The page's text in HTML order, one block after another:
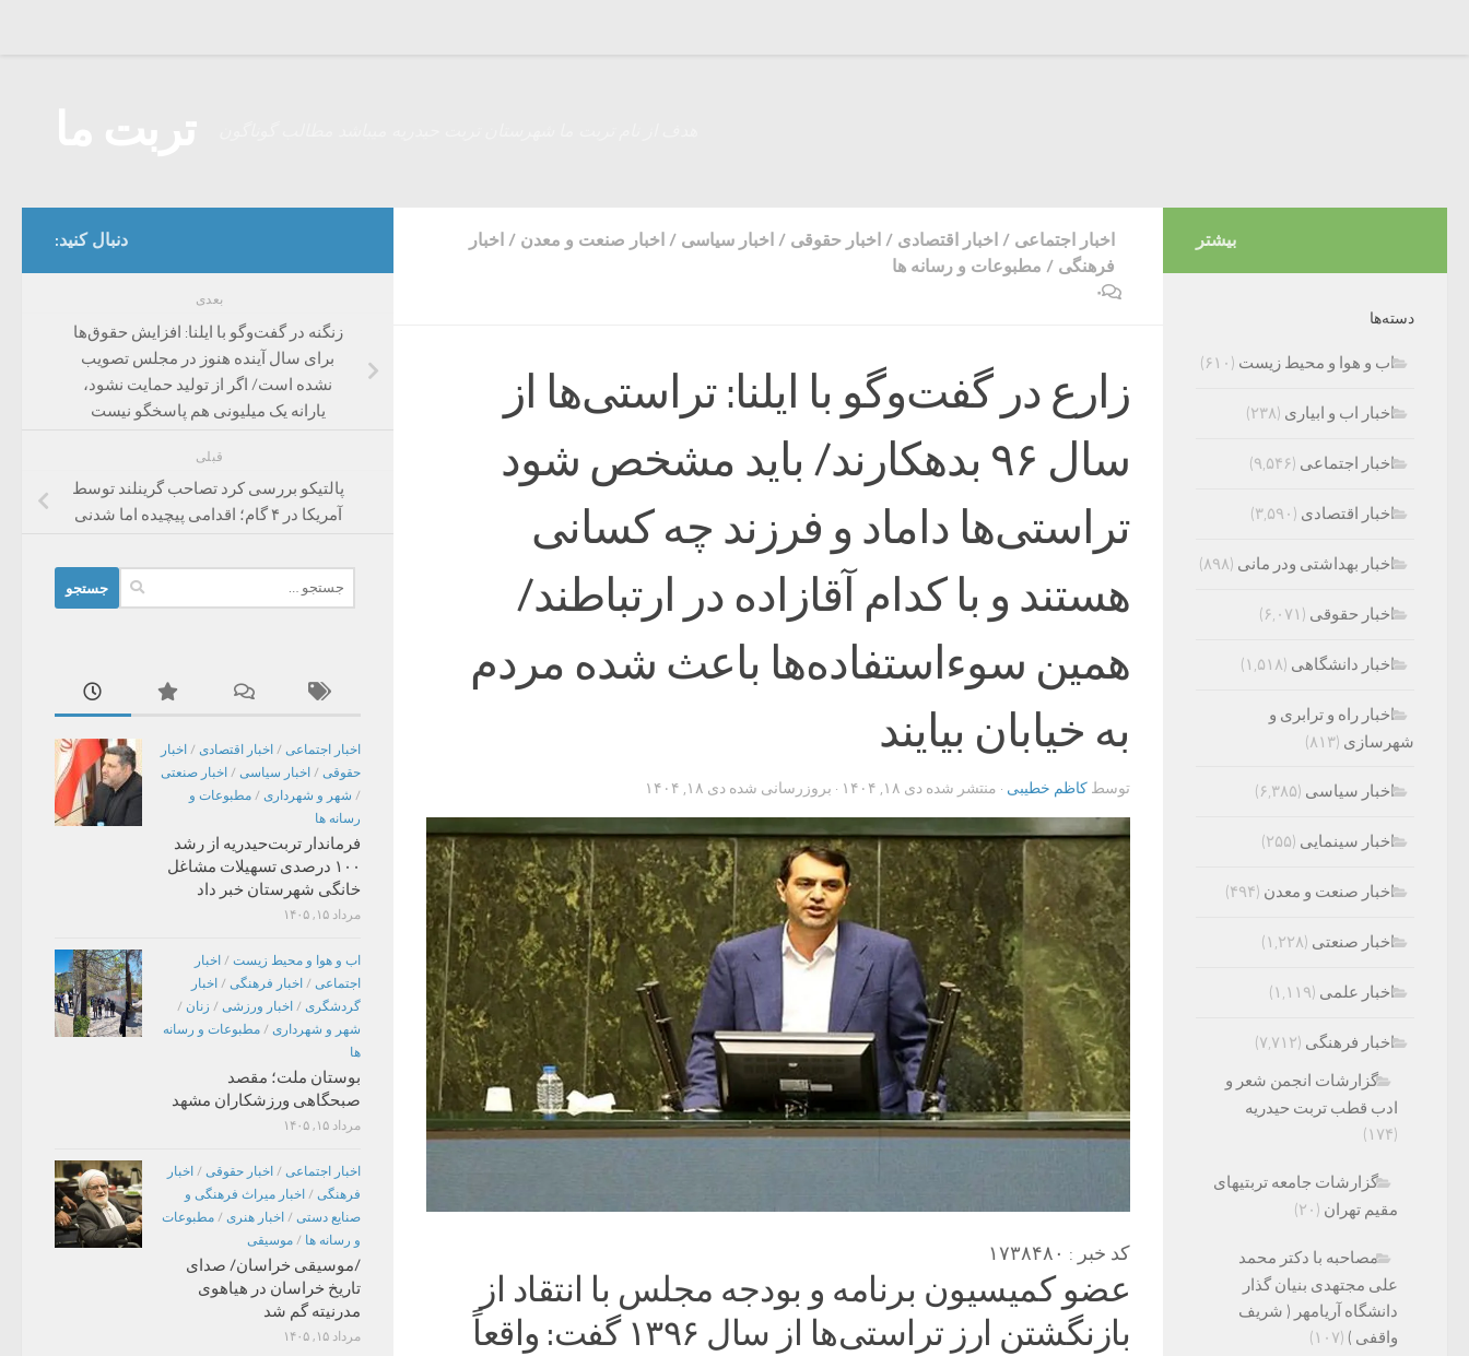
اخبار اجتماعی / اخبار اقتصادی / اخبار حقوقی / اخبار سیاسی / اخبار صنعت و معدن / اخبار
فرهنگی / مطبوعات و رسانه ها
۰
زارع در گفت‌وگو با ایلنا: تراستی‌ها از
سال ۹۶ بدهکارند/ باید مشخص شود
تراستی‌ها داماد و فرزند چه کسانی
هستند و با کدام آقازاده در ارتباطند/
همین سوءاستفاده‌ها باعث شده مردم
به خیابان بیایند
توسط کاظم خطیبی · منتشر شده دی ۱۸, ۱۴۰۴ · بروزرسانی شده دی ۱۸, ۱۴۰۴
کد خبر : ۱۷۳۸۴۸۰
عضو کمیسیون برنامه و بودجه مجلس با انتقاد از
بازنگشتن ارز تراستی‌ها از سال ۱۳۹۶ گفت: واقعاً
دنبال کنید:
بعدی
زنگنه در گفت‌وگو با ایلنا: افزایش حقوق‌ها
برای سال آینده هنوز در مجلس تصویب
نشده است/ اگر از تولید حمایت نشود،
یارانه یک میلیونی هم پاسخگو نیست
قبلی
پالتیکو بررسی کرد تصاحب گرینلند توسط
آمریکا در ۴ گام؛ اقدامی پیچیده اما شدنی
برای:
اخبار اجتماعی / اخبار اقتصادی / اخبار
حقوقی / اخبار سیاسی / اخبار صنعتی
/ شهر و شهرداری / مطبوعات و
رسانه ها
فرماندار تربت‌حیدریه از رشد
۱۰۰ درصدی تسهیلات مشاغل
خانگی شهرستان خبر داد
مرداد ۱۵, ۱۴۰۵
اب و هوا و محیط زیست / اخبار
اجتماعی / اخبار فرهنگی / اخبار
گردشگری / اخبار ورزشی / زنان /
شهر و شهرداری / مطبوعات و رسانه
ها
بوستان ملت؛ مقصد
صبحگاهی ورزشکاران مشهد
مرداد ۱۵, ۱۴۰۵
اخبار اجتماعی / اخبار حقوقی / اخبار
فرهنگی / اخبار میراث فرهنگی و
صنایع دستی / اخبار هنری / مطبوعات
و رسانه ها / موسیقی
/موسیقی خراسان/ صدای
تاریخ خراسان در هیاهوی
مدرنیته گم شد
مرداد ۱۵, ۱۴۰۵
بیشتر
دسته‌ها
اب و هوا و محیط زیست (۶۱۰)
اخبار اب و ابیاری (۲۳۸)
اخبار اجتماعی (۹,۵۴۶)
اخبار اقتصادی (۳,۵۹۰)
اخبار بهداشتی ودر مانی (۸۹۸)
اخبار حقوقی (۶,۰۷۱)
اخبار دانشگاهی (۱,۵۱۸)
اخبار راه و ترابری و
شهرسازی (۸۱۳)
اخبار سیاسی (۶,۳۸۵)
اخبار سینمایی (۲۵۵)
اخبار صنعت و معدن (۴۹۴)
اخبار صنعتی (۱,۲۲۸)
اخبار علمی (۱,۱۱۹)
اخبار فرهنگی (۷,۷۱۲)
گزارشات انجمن شعر و
ادب قطب تربت حیدریه
(۱۷۴)
گزارشات جامعه تربتیهای
مقیم تهران (۲۰)
مصاحبه با دکتر محمد
علی مجتهدی بنیان گذار
دانشگاه آریامهر ( شریف
واقفی ) (۱۰۷)